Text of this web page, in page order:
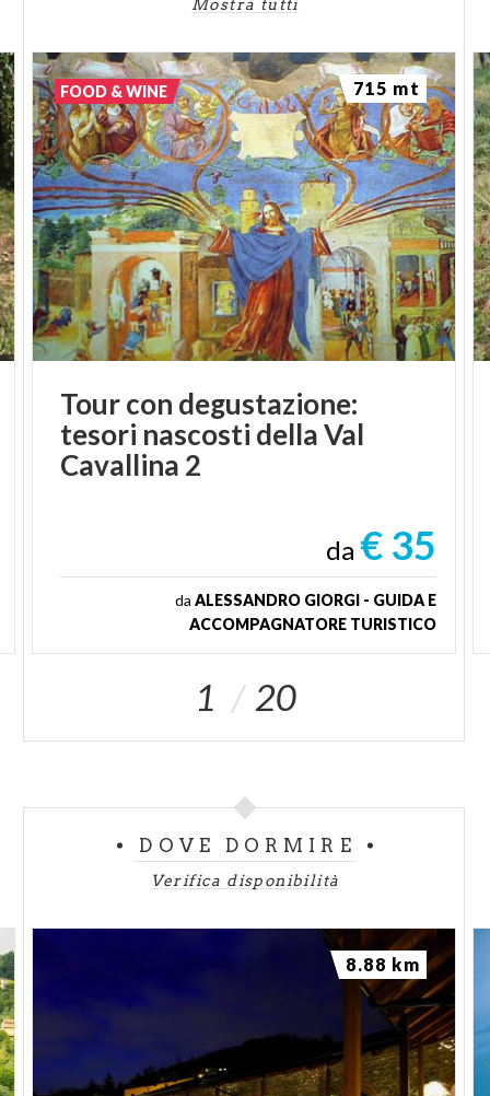
Mostra tutti
Tour con degustazione:
tesori nascosti della Val
Cavallina 2
da € 35
da ALESSANDRO GIORGI - GUIDA E
ACCOMPAGNATORE TURISTICO
FOOD & WINE 715 mt
1 20
DOVE DORMIRE
Verifica disponibilità
8.88 km